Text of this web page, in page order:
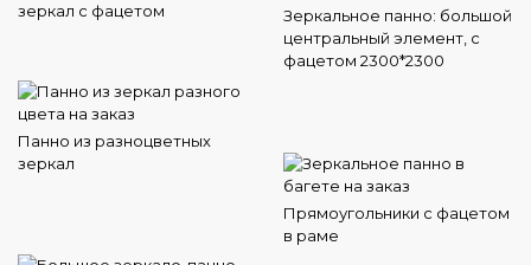
зеркал с фацетом
Зеркальное панно: большой
центральный элемент, с
фацетом 2300*2300
Панно из разноцветных
зеркал
Прямоугольники с фацетом
в раме